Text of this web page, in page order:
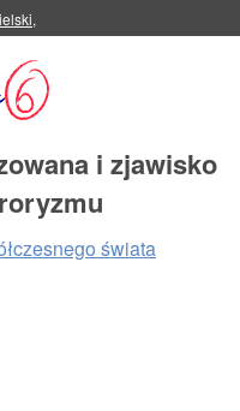
,
i zjawisko
świata